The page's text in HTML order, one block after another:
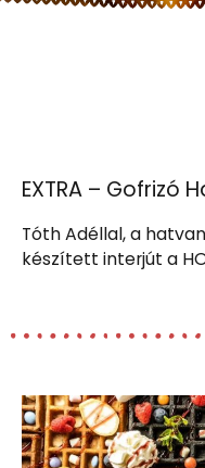
EXTRA – Gofrizó
Tóth Adéllal, a
készített interjút a